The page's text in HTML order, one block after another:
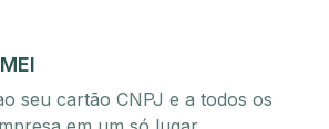
seu cartão CNPJ e a todos os